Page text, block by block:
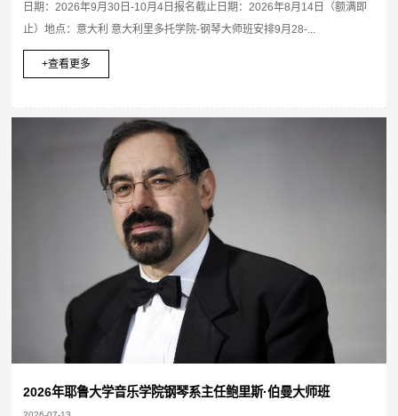
日期：2026年9月30日-10月4日报名截止日期：2026年8月14日（额满即
止）地点：意大利 意大利里多托学院-钢琴大师班安排9月28-...
+查看更多
2026年耶鲁大学音乐学院钢琴系主任鲍里斯·伯曼大师班